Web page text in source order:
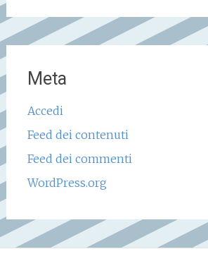
Meta
Accedi
Feed dei contenuti
Feed dei commenti
WordPress.org